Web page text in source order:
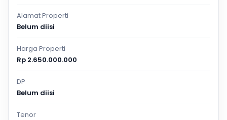
Alamat Properti
Belum diisi
Harga Properti
Rp 2.650.000.000
DP
Belum diisi
Tenor